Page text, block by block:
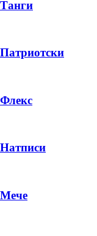
Танги
Патриотски
Флекс
Натписи
Мече